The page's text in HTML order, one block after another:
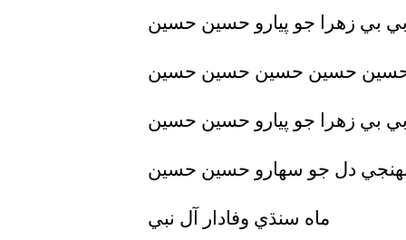
بي بي زهرا جو پيارو حسين حسين
حسين حسين حسين حسين
بي بي زهرا جو پيارو حسين حسين
دل جو سهارو حسين حسين
ماه سنڌي وفادار آل نبي